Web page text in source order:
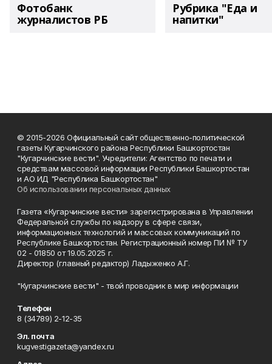
Фотобанк
журналистов РБ
Рубрика "Еда и
напитки"
© 2015-2026 Официальный сайт общественно-политической
газеты Кугарчинского района Республики Башкортостан
"Кугарчинские вести". Учредители: Агентство по печати и
средствам массовой информации Республики Башкортостан
и АО ИД "Республика Башкортостан"
Об использовании персональных данных
Газета «Кугарчинские вести» зарегистрирована в Управлении
Федеральной службы по надзору в сфере связи,
информационных технологий и массовых коммуникаций по
Республике Башкортостан. Регистрационный номер ПИ № ТУ
02 - 01850 от 19.05.2025 г.
Директор (главный редактор) Ладыженко А.Г.
"Кугарчинские вести" - твой проводник в мир информации
Телефон
8 (34789) 2-12-35
Эл. почта
kugvestigazeta@yandex.ru